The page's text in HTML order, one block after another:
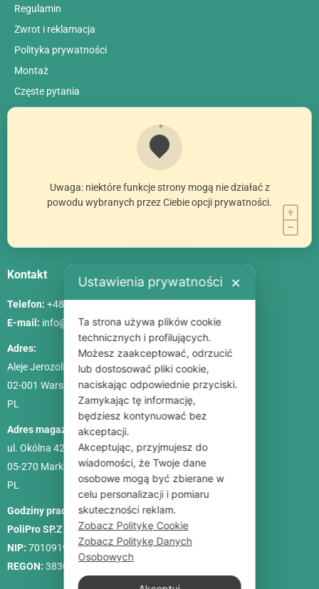
Regulamin
Zwrot i reklamacja
Polityka prywatności
Montaż
Сzęste pytania
Uwaga: niektóre funkcje strony mogą nie działać z
powodu wybranych przez Ciebie opcji prywatności.
Kontakt
Telefon: +48 786 84 83 84
E-mail: info@poliszklarnia.pl
Adres:
Aleje Jerozolimskie 85, lok. 21
02-001 Warszawa
PL
Adres magazynu:
ul. Okólna 42C
05-270 Marki
PL
Godziny pracy:
Pon. – Pt.: 9:00-18:00, Sob.: 10:00-15:00
PoliPro SP.Z O. O.
NIP: 7010919458
REGON: 383088713
Ustawienia prywatności ✕
Ta strona używa plików cookie
technicznych i profilujących.
Możesz zaakceptować, odrzucić
lub dostosować pliki cookie,
naciskając odpowiednie przyciski.
Zamykając tę informację,
będziesz kontynuować bez
akceptacji.
Akceptując, przyjmujesz do
wiadomości, że Twoje dane
osobowe mogą być zbierane w
celu personalizacji i pomiaru
skuteczności reklam.
Zobacz Politykę Cookie
Zobacz Politykę Danych
Osobowych